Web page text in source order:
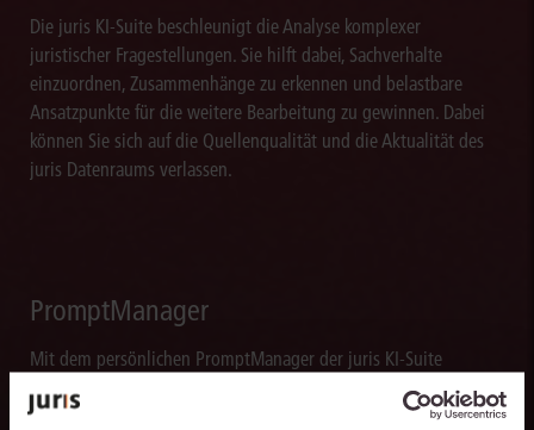
Die juris KI-Suite beschleunigt die Analyse komplexer
juristischer Fragestellungen. Sie hilft dabei, Sachverhalte
einzuordnen, Zusammenhänge zu erkennen und belastbare
Ansatzpunkte für die weitere Bearbeitung zu gewinnen. Dabei
können Sie sich auf die Quellenqualität und die Aktualität des
juris Datenraums verlassen.
PromptManager
Mit dem persönlichen PromptManager der juris KI-Suite
speichern Sie Aufträge an die KI und nutzen sie bei Bedarf
schnell erneut. Mit dem PromptManager standardisieren Sie